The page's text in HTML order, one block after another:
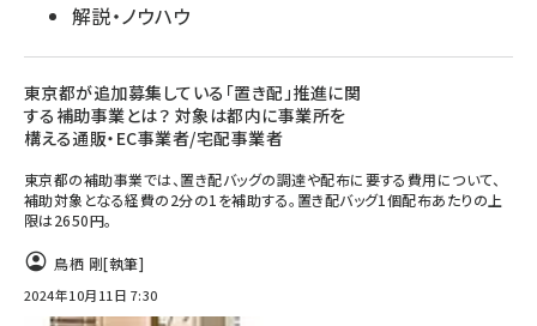
解説・ノウハウ
東京都が追加募集している「置き配」推進に関
する補助事業とは？ 対象は都内に事業所を
構える通販・EC事業者/宅配事業者
東京都の補助事業では、置き配バッグの調達や配布に要する費用について、
補助対象となる経費の2分の1を補助する。置き配バッグ1個配布あたりの上
限は2650円。
鳥栖 剛[執筆]
2024年10月11日 7:30